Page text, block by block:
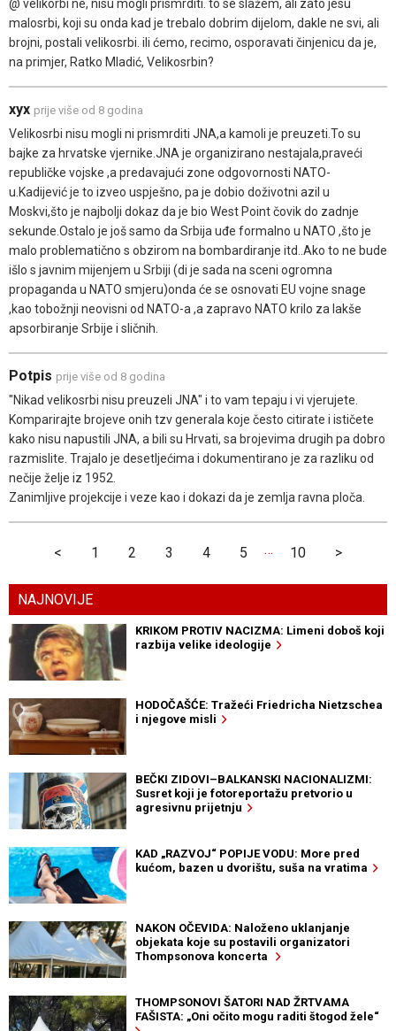
@ velikorbi ne, nisu mogli prismrditi. to se slažem, ali zato jesu
malosrbi, koji su onda kad je trebalo dobrim dijelom, dakle ne svi, ali
brojni, postali velikosrbi. ili ćemo, recimo, osporavati činjenicu da je,
na primjer, Ratko Mladić, Velikosrbin?
xyx prije više od 8 godina
Velikosrbi nisu mogli ni prismrditi JNA,a kamoli je preuzeti.To su
bajke za hrvatske vjernike.JNA je organizirano nestajala,praveći
republičke vojske ,a predavajući zone odgovornosti NATO-
u.Kadijević je to izveo uspješno, pa je dobio doživotni azil u
Moskvi,što je najbolji dokaz da je bio West Point čovik do zadnje
sekunde.Ostalo je još samo da Srbija uđe formalno u NATO ,što je
malo problematično s obzirom na bombardiranje itd..Ako to ne bude
išlo s javnim mijenjem u Srbiji (di je sada na sceni ogromna
propaganda u NATO smjeru)onda će se osnovati EU vojne snage
,kao tobožnji neovisni od NATO-a ,a zapravo NATO krilo za lakše
apsorbiranje Srbije i sličnih.
Potpis prije više od 8 godina
"Nikad velikosrbi nisu preuzeli JNA" i to vam tepaju i vi vjerujete.
Komparirajte brojeve onih tzv generala koje često citirate i ističete
kako nisu napustili JNA, a bili su Hrvati, sa brojevima drugih pa dobro
razmislite. Trajalo je desetljećima i dokumentirano je za razliku od
nečije želje iz 1952.
Zanimljive projekcije i veze kao i dokazi da je zemlja ravna ploča.
< 1 2 3 4 5 … 10 >
NAJNOVIJE
KRIKOM PROTIV NACIZMA: Limeni doboš koji
razbija velike ideologije
HODOČAŠĆE: Tražeći Friedricha Nietzschea
i njegove misli
BEČKI ZIDOVI–BALKANSKI NACIONALIZMI:
Susret koji je fotoreportažu pretvorio u
agresivnu prijetnju
KAD „RAZVOJ“ POPIJE VODU: More pred
kućom, bazen u dvorištu, suša na vratima
NAKON OČEVIDA: Naloženo uklanjanje
objekata koje su postavili organizatori
Thompsonova koncerta
THOMPSONOVI ŠATORI NAD ŽRTVAMA
FAŠISTA: „Oni očito mogu raditi štogod žele“